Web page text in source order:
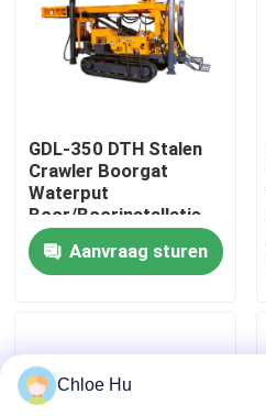
Kwaliteitscontrole
Gevallen
Verzoek om een Citaat
Boorinstallatie voor
GDL-350 DTH Stalen
Crawler Boorgat
Waterput
Boor/Boorinstallatie
Aanvraag sturen
Chloe Hu